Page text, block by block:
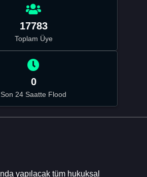
17783
Toplam Üye
0
Son 24 Saatte Flood
yapılacak tüm hukuksal